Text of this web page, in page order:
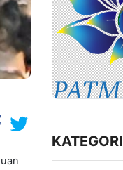
KATEGORI